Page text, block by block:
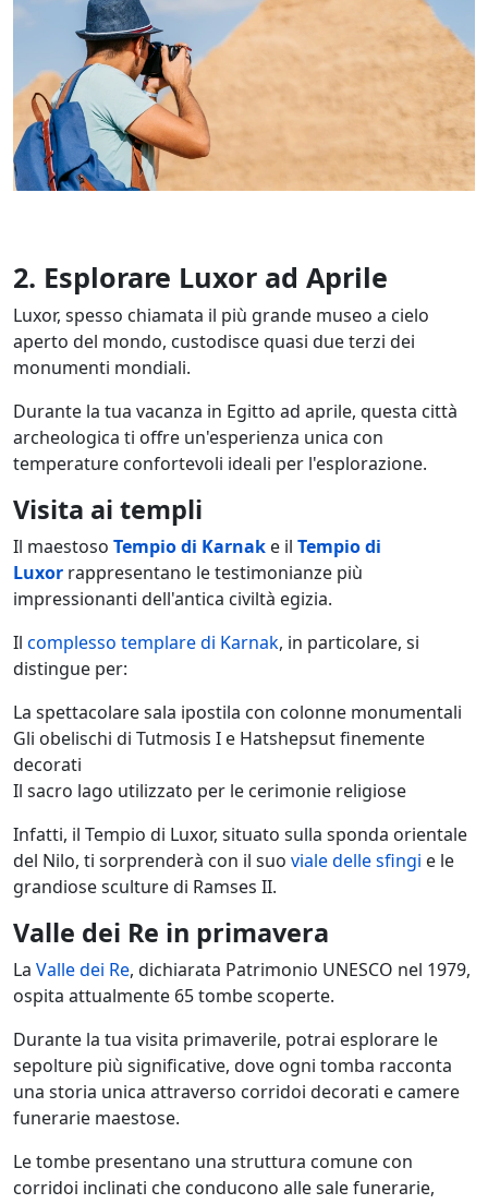
2. Esplorare Luxor ad Aprile
Luxor, spesso chiamata il più grande museo a cielo
aperto del mondo, custodisce quasi due terzi dei
monumenti mondiali.
Durante la tua vacanza in Egitto ad aprile, questa città
archeologica ti offre un'esperienza unica con
temperature confortevoli ideali per l'esplorazione.
Visita ai templi
Il maestoso Tempio di Karnak e il Tempio di
Luxor rappresentano le testimonianze più
impressionanti dell'antica civiltà egizia.
Il complesso templare di Karnak, in particolare, si
distingue per:
La spettacolare sala ipostila con colonne monumentali
Gli obelischi di Tutmosis I e Hatshepsut finemente
decorati
Il sacro lago utilizzato per le cerimonie religiose
Infatti, il Tempio di Luxor, situato sulla sponda orientale
del Nilo, ti sorprenderà con il suo viale delle sfingi e le
grandiose sculture di Ramses II.
Valle dei Re in primavera
La Valle dei Re, dichiarata Patrimonio UNESCO nel 1979,
ospita attualmente 65 tombe scoperte.
Durante la tua visita primaverile, potrai esplorare le
sepolture più significative, dove ogni tomba racconta
una storia unica attraverso corridoi decorati e camere
funerarie maestose.
Le tombe presentano una struttura comune con
corridoi inclinati che conducono alle sale funerarie,